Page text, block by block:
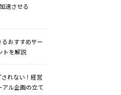
速させる
るおすすめサー
トを解説
されない！経営
アル企画の立て